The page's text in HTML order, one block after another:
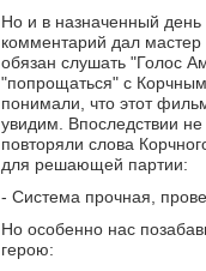
Но и в назначенный
комментарий дал
обязан слушать "Голос
"попрощаться" с
понимали, что этот
увидим. Впоследствии
повторяли слова
для решающей партии:
- Система прочная,
Но особенно нас
герою: